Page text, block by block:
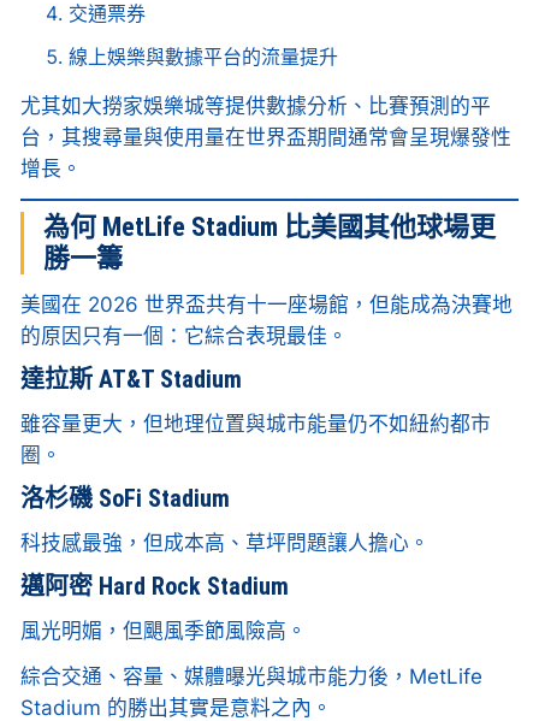
交通票券
線上娛樂與數據平台的流量提升
尤其如大撈家娛樂城等提供數據分析、比賽預測的平
台，其搜尋量與使用量在世界盃期間通常會呈現爆發性
增長。
為何 MetLife Stadium 比美國其他球場更
勝一籌
美國在 2026 世界盃共有十一座場館，但能成為決賽地
的原因只有一個：它綜合表現最佳。
達拉斯 AT&T Stadium
雖容量更大，但地理位置與城市能量仍不如紐約都市
圈。
洛杉磯 SoFi Stadium
科技感最強，但成本高、草坪問題讓人擔心。
邁阿密 Hard Rock Stadium
風光明媚，但颶風季節風險高。
綜合交通、容量、媒體曝光與城市能力後，MetLife
Stadium 的勝出其實是意料之內。